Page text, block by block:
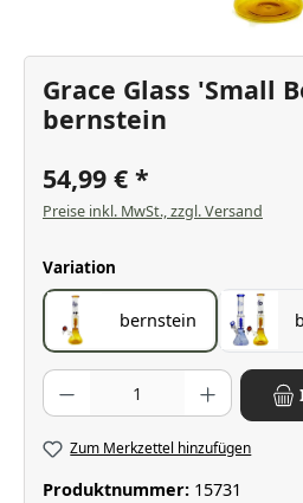
Grace Glass 'Small
bernstein
54,99 €
Preise inkl. MwSt., zzgl. Versand
Variation
bernstein
Produkt Anzahl: Gib den
Zum Merkzettel hinzufügen
Produktnummer: 15731